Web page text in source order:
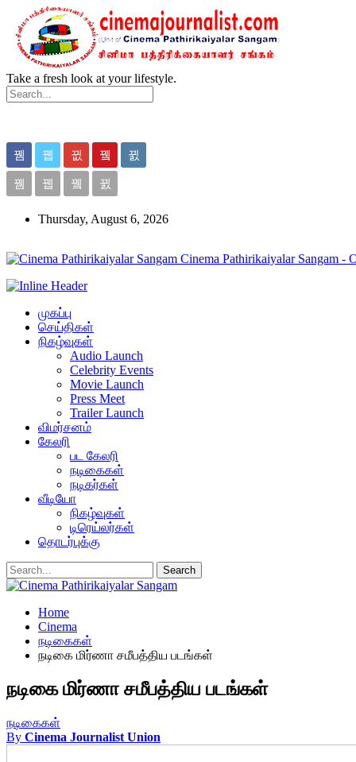
Take a fresh look at your lifestyle.
Thursday, August 6, 2026
Cinema Pathirikaiyalar Sangam -
முகப்பு
செய்திகள்
நிகழ்வுகள்
Audio Launch
Celebrity Events
Movie Launch
Press Meet
Trailer Launch
விமர்சனம்
கேலரி
பட கேலரி
நடிகைகள்
நடிகர்கள்
வீடியோ
நிகழ்வுகள்
டிரெய்லர்கள்
தொடர்புக்கு
Home
Cinema
நடிகைகள்
நடிகை மிர்ணா சமீபத்திய படங்கள்
நடிகை மிர்ணா சமீபத்திய படங்கள்
நடிகைகள்
By Cinema Journalist Union